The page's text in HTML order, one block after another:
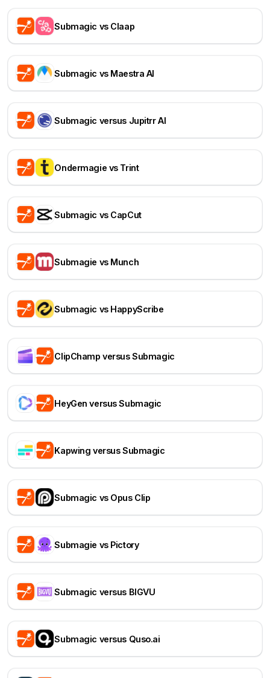
Submagic vs Claap
Submagic vs Maestra AI
Submagic versus Jupitrr AI
Ondermagie vs Trint
Submagic vs CapCut
Submagie vs Munch
Submagic vs HappyScribe
ClipChamp versus Submagic
HeyGen versus Submagic
Kapwing versus Submagic
Submagic vs Opus Clip
Submagie vs Pictory
Submagic versus BIGVU
Submagic versus Quso.ai